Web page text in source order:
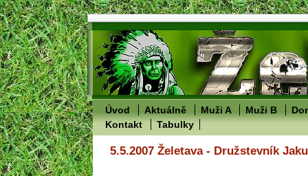
Úvod Aktuálně Muži A Muži B
Kontakt
Tabulky
5.5.2007 Želetava - Družstevník